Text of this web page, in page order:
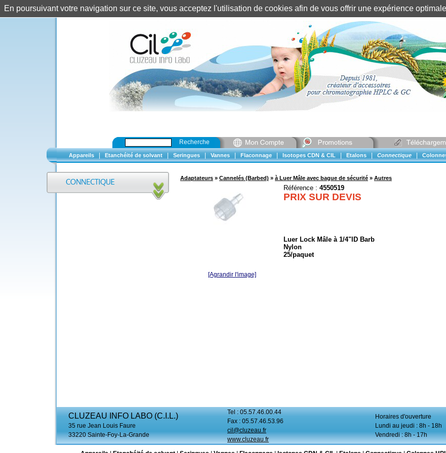
Identification client ||Mon
Recherche
Appareils Etanchéité de solvant Seringues Vannes Flaconnage Isotopes CDN & CIL Etalons Connectique
Adaptateurs » Cannelés (Barbed) » à Luer Mâle avec bague de sécurité » Autres
[Agrandir l'image]
Référence : 4550519
PRIX SUR DEVIS
Luer Lock Mâle à 1/4"ID Barb
Nylon
25/paquet
CLUZEAU INFO LABO (C.I.L.)
35 rue Jean Louis Faure
33220 Sainte-Foy-La-Grande
Tel : 05.57.46.00.44
Fax : 05.57.46.53.96
cil@cluzeau.fr
www.cluzeau.fr
Horaires d'ouverture
Lundi au jeudi : 8h - 18h
Vendredi : 8h - 17h
En poursuivant votre navigation sur ce site, vous acceptez l'utilisation de cookies afin de vous offrir une expérience